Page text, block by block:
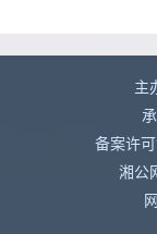
主
备案许
湘公